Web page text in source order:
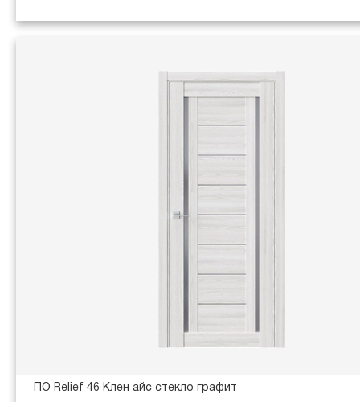
ПО Relief 46 Клен айс стекло графит